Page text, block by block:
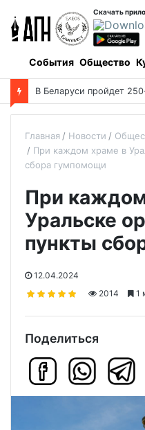
Скачать
События Общество
В Беларуси пройдет
Главная Новости
При каждом храме в
сбора гумпомощи
При
Уральске
пункты
12.04.2024
2014
1
Поделиться